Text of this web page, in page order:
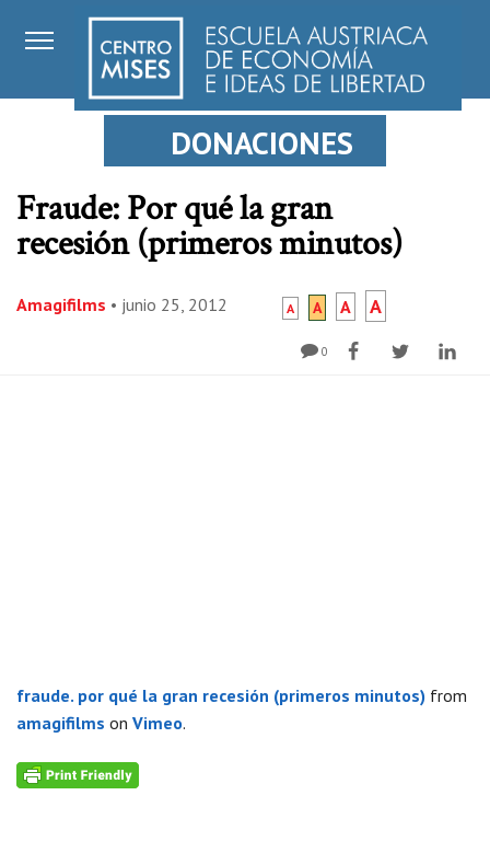
DONACIONES
Fraude: Por qué la gran
recesión (primeros minutos)
Amagifilms • junio 25, 2012 A A A A
0
fraude. por qué la gran recesión (primeros minutos) from
amagifilms on Vimeo.